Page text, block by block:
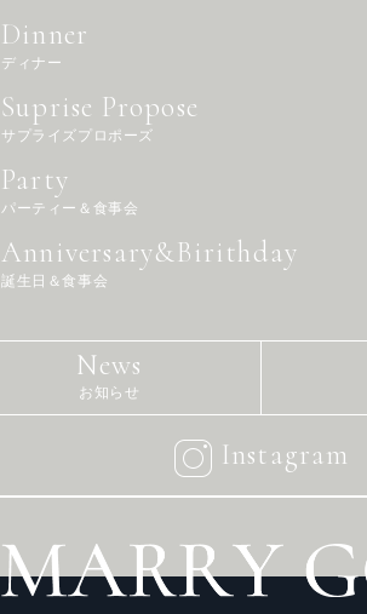
Dinner
ディナー
Suprise Propose
サプライズプロポーズ
Party
パーティー＆食事会
Anniversary&Birithday
誕生日＆食事会
News
お知らせ
Instagram